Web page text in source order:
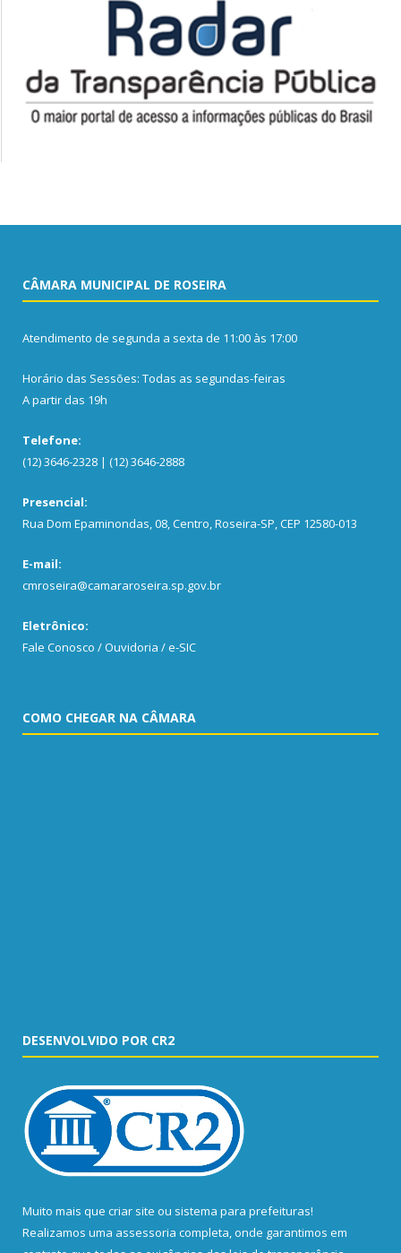
CÂMARA MUNICIPAL DE ROSEIRA
Atendimento de segunda a sexta de 11:00 às 17:00
Horário das Sessões: Todas as segundas-feiras
A partir das 19h
Telefone:
(12) 3646-2328 | (12) 3646-2888
Presencial:
Rua Dom Epaminondas, 08, Centro, Roseira-SP, CEP 12580-013
E-mail:
cmroseira@camararoseira.sp.gov.br
Eletrônico:
Fale Conosco / Ouvidoria / e-SIC
COMO CHEGAR NA CÂMARA
DESENVOLVIDO POR CR2
Muito mais que criar site ou sistema para prefeituras!
Realizamos uma assessoria completa, onde garantimos em